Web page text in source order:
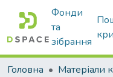
Фонди
та
зібрання
Головна